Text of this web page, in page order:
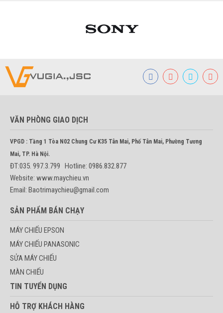
VĂN PHÒNG GIAO DỊCH
VPGD : Tầng 1 Tòa N02 Chung Cư K35 Tân Mai, Phố Tân Mai, Phường Tương
Mai, TP. Hà Nội.
ĐT:035. 997.3.799 Hotline: 0986.832.877
Website: www.maychieu.vn
Email: Baotrimaychieu@gmail.com
SẢN PHẨM BÁN CHẠY
MÁY CHIẾU EPSON
MÁY CHIẾU PANASONIC
SỬA MÁY CHIẾU
MÀN CHIẾU
TIN TUYỂN DỤNG
HỖ TRỢ KHÁCH HÀNG